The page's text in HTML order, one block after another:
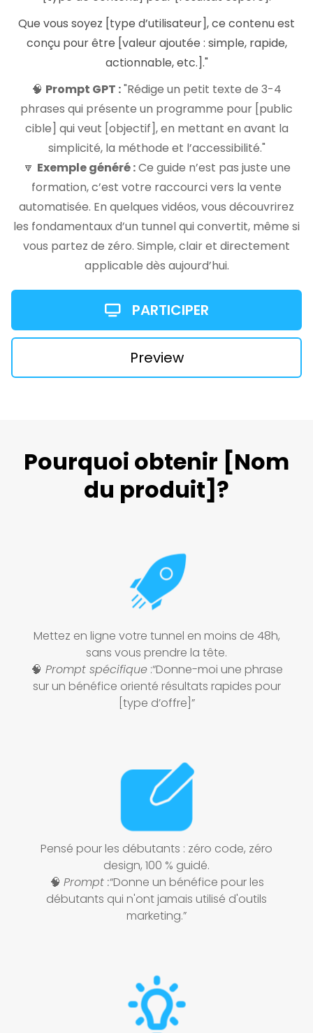
Que vous soyez [type d’utilisateur], ce contenu est
conçu pour être [valeur ajoutée : simple, rapide,
actionnable, etc.]."
🧠 Prompt GPT :"Rédige un petit texte de 3-4
phrases qui présente un programme pour [public
cible] qui veut [objectif], en mettant en avant la
simplicité, la méthode et l’accessibilité."
🔽 Exemple généré :Ce guide n’est pas juste une
formation, c’est votre raccourci vers la vente
automatisée. En quelques vidéos, vous découvrirez
les fondamentaux d’un tunnel qui convertit, même si
vous partez de zéro. Simple, clair et directement
applicable dès aujourd’hui.
PARTICIPER
Preview
Pourquoi obtenir [Nom
du produit] ?
Mettez en ligne votre tunnel en moins de 48h,
sans vous prendre la tête.
🧠 Prompt spécifique:“Donne-moi une phrase
sur un bénéfice orienté résultats rapides pour
[type d’offre]”
Pensé pour les débutants : zéro code, zéro
design, 100 % guidé.
🧠 Prompt :“Donne un bénéfice pour les
débutants qui n'ont jamais utilisé d'outils
marketing.”